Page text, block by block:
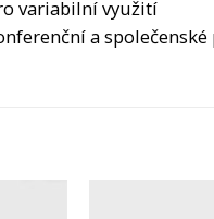
variabilní využití
a